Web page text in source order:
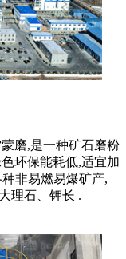
磨,是一种矿石磨粉
环保能耗低,适宜加
非易燃易爆矿产,
理石、钾长 .